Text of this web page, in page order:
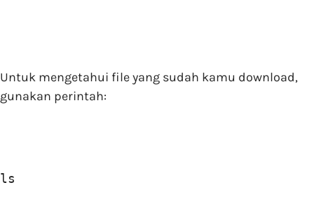
Untuk mengetahui file yang sudah kamu download,
gunakan perintah:
ls